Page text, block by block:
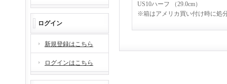
ログイン
新規登録はこちら
ログインはこちら
US10ハーフ （29.0cm）
※箱はアメリカ買い付け時に処